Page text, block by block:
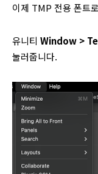
이제 TMP 전용 폰트
유니티 Window >
눌러줍니다.